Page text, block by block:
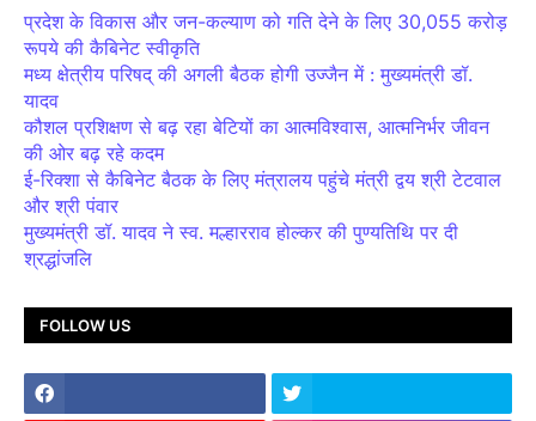
प्रदेश के विकास और जन-कल्याण को गति देने के लिए 30,055 करोड़
रूपये की कैबिनेट स्वीकृति
मध्य क्षेत्रीय परिषद् की अगली बैठक होगी उज्जैन में : मुख्यमंत्री डॉ.
यादव
कौशल प्रशिक्षण से बढ़ रहा बेटियों का आत्मविश्वास, आत्मनिर्भर जीवन
की ओर बढ़ रहे कदम
ई-रिक्शा से कैबिनेट बैठक के लिए मंत्रालय पहुंचे मंत्री द्वय श्री टेटवाल
और श्री पंवार
मुख्यमंत्री डॉ. यादव ने स्व. मल्हारराव होल्कर की पुण्यतिथि पर दी
श्रद्धांजलि
FOLLOW US